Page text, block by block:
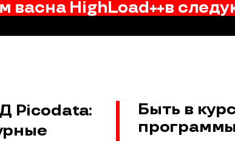
васна HighLoad++в
Picodata:
Быть в
программы